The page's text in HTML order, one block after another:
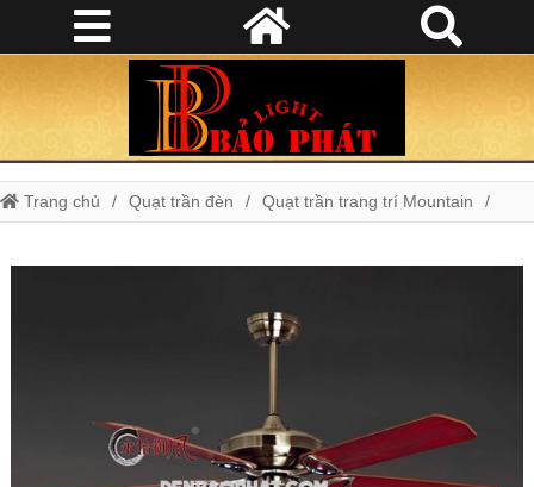
Trang chủ Quạt trần đèn Quạt trần trang trí Mountain